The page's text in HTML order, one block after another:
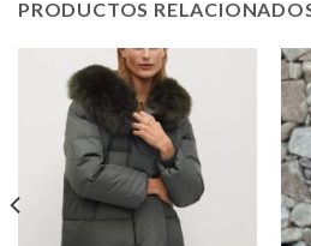
PRODUCTOS